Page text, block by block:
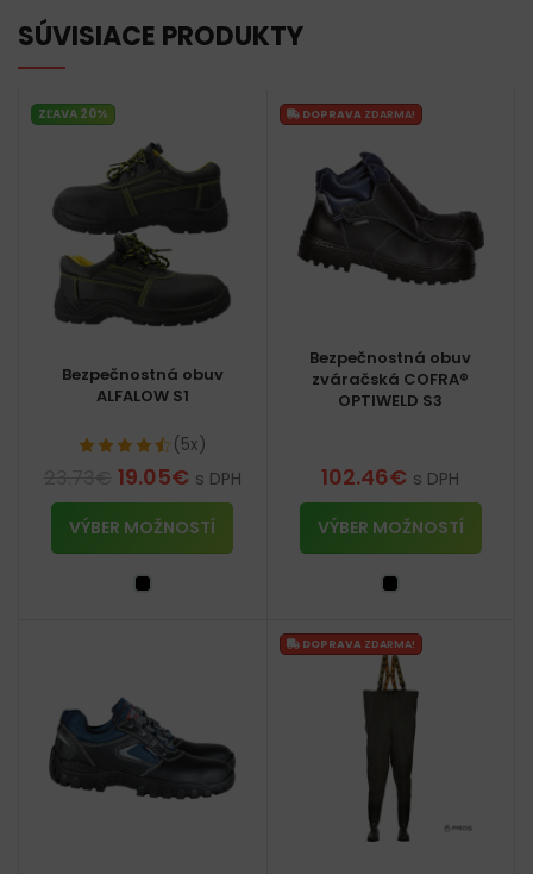
SÚVISIACE PRODUKTY
ZĽAVA 20%
Bezpečnostná obuv
ALFALOW S1
(5x)
19.05€ s DPH
VÝBER MOŽNOSTÍ
DOPRAVA ZDARMA!
Bezpečnostná obuv
zváračská COFRA®
OPTIWELD S3
102.46€ s DPH
VÝBER MOŽNOSTÍ
DOPRAVA ZDARMA!